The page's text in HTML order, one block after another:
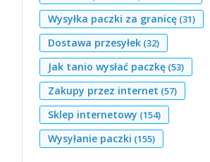
Wysyłka paczki za granicę (31)
Dostawa przesyłek (32)
Jak tanio wysłać paczkę (53)
Zakupy przez internet (57)
Sklep internetowy (154)
Wysyłanie paczki (155)